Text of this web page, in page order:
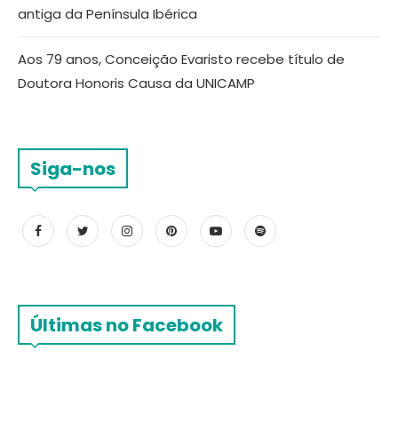
antiga da Península Ibérica
Aos 79 anos, Conceição Evaristo recebe título de
Doutora Honoris Causa da UNICAMP
Siga-nos
Últimas no Facebook